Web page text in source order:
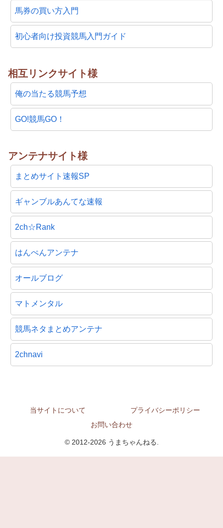
馬券の買い方入門
初心者向け投資競馬入門ガイド
相互リンクサイト様
俺の当たる競馬予想
GO!競馬GO！
アンテナサイト様
まとめサイト速報SP
ギャンブルあんてな速報
2ch☆Rank
はんぺんアンテナ
オールブログ
マトメンタル
競馬ネタまとめアンテナ
2chnavi
当サイトについて
プライバシーポリシー
お問い合わせ
© 2012-2026 うまちゃんねる.